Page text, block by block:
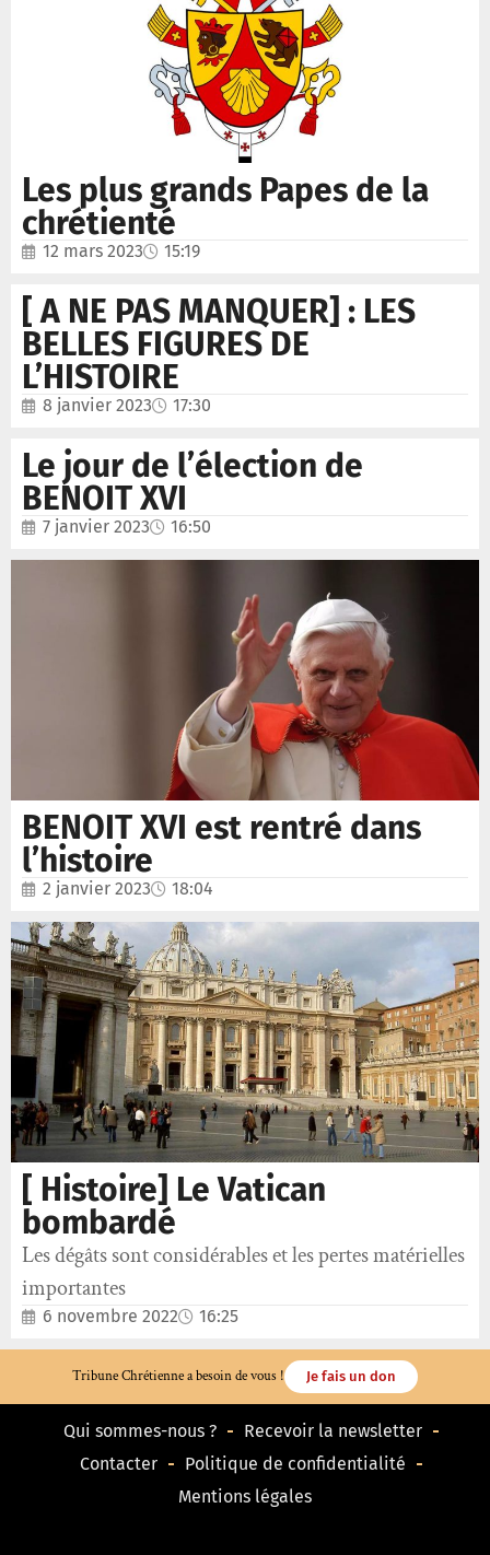
Les plus grands Papes de la
chrétienté
12 mars 2023 15:19
[ A NE PAS MANQUER] : LES
BELLES FIGURES DE
L’HISTOIRE
8 janvier 2023 17:30
Le jour de l’élection de
BENOIT XVI
7 janvier 2023 16:50
BENOIT XVI est rentré dans
l’histoire
2 janvier 2023 18:04
[ Histoire] Le Vatican
bombardé
Les dégâts sont considérables et les pertes matérielles
importantes
6 novembre 2022 16:25
Tribune Chrétienne a besoin de vous ! Je fais un don
Qui sommes-nous ?
Recevoir la newsletter
Contacter
Politique de confidentialité
Mentions légales